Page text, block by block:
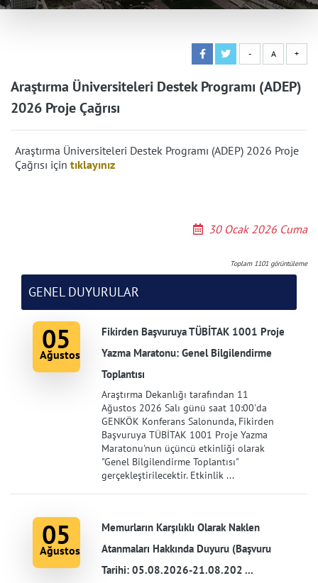
- A +
Araştırma Üniversiteleri Destek Programı (ADEP)
2026 Proje Çağrısı
Araştırma Üniversiteleri Destek Programı (ADEP) 2026 Proje
Çağrısı için tıklayınız
30 Ocak 2026 Cuma
Toplam 1101 görüntüleme
GENEL DUYURULAR
05
Ağustos
Fikirden Başvuruya TÜBİTAK 1001 Proje
Yazma Maratonu: Genel Bilgilendirme
Toplantısı
Araştırma Dekanlığı tarafından 11
Ağustos 2026 Salı günü saat 10:00'da
GENKÖK Konferans Salonunda, Fikirden
Başvuruya TÜBİTAK 1001 Proje Yazma
Maratonu'nun üçüncü etkinliği olarak
"Genel Bilgilendirme Toplantısı"
gerçekleştirilecektir. Etkinlik ...
05
Ağustos
Memurların Karşılıklı Olarak Naklen
Atanmaları Hakkında Duyuru (Başvuru
Tarihi: 05.08.2026-21.08.202 ...